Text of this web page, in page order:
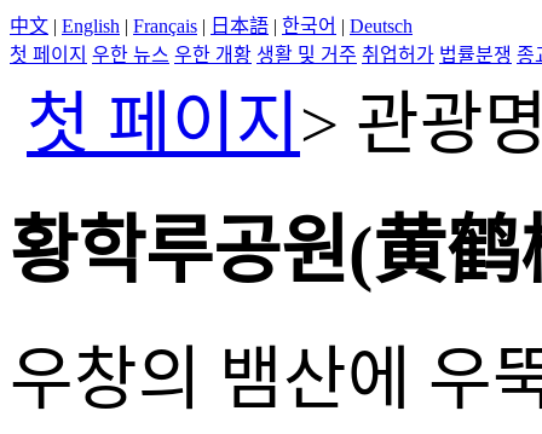
中文 | English | Français | 日本語 | 한국어 | Deutsch
첫 페이지 우한 뉴스 우한 개황 생활 및 거주 취업허가 법률분쟁 종
첫 페이지 > 관광
황학루공원(黄
우창의 뱀산에 우